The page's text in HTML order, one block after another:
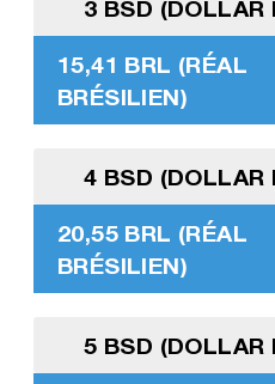
3 BSD (DOLLAR
15,41 BRL (RÉAL
BRÉSILIEN)
4 BSD (DOLLAR
20,55 BRL (RÉAL
BRÉSILIEN)
5 BSD (DOLLAR